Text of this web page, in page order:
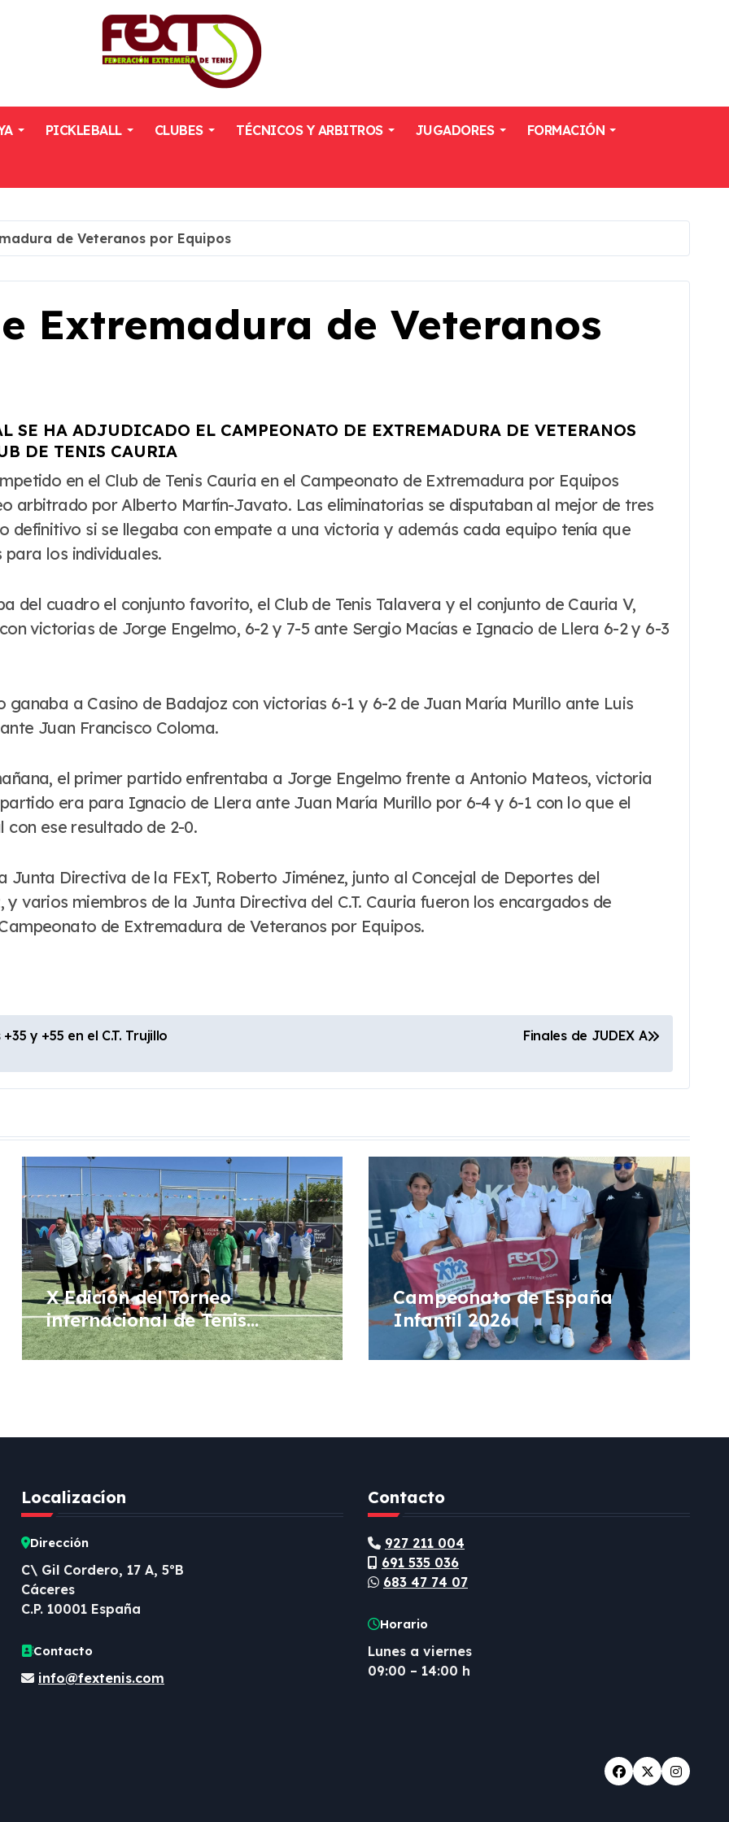
PICKLEBALL CLUBES TÉCNICOS Y ARBITROS JUGADORES FORMACIÓN
de Veteranos por Equipos
Extremadura de Veteranos
SE HA ADJUDICADO EL CAMPEONATO DE EXTREMADURA DE VETERANOS
DE TENIS CAURIA
arbitrado por Alberto Martín-Javato. Las eliminatorias se disputaban al mejor de tres
definitivo si se llegaba con empate a una victoria y además cada equipo tenía que
los individuales.
del cuadro el conjunto favorito, el Club de Tenis Talavera y el conjunto de Cauria V,
victorias de Jorge Engelmo, 6-2 y 7-5 ante Sergio Macías e Ignacio de Llera 6-2 y 6-3
ganaba a Casino de Badajoz con victorias 6-1 y 6-2 de Juan María Murillo ante Luis
Juan Francisco Coloma.
el primer partido enfrentaba a Jorge Engelmo frente a Antonio Mateos, victoria
era para Ignacio de Llera ante Juan María Murillo por 6-4 y 6-1 con lo que el
ese resultado de 2-0.
Directiva de la FExT, Roberto Jiménez, junto al Concejal de Deportes del
varios miembros de la Junta Directiva del C.T. Cauria fueron los encargados de
de Extremadura de Veteranos por Equipos.
y +55 en el C.T. Trujillo
Finales de JUDEX A
X Edición del Torneo
internacional de Tenis
Femenino WTA “Ciudad de
Don Benito”
Campeonato de España
Infantil 2026
Localizacíon
Dirección
C\ Gil Cordero, 17 A, 5ºB
Cáceres
C.P. 10001 España
Contacto
info@fextenis.com
Contacto
927 211 004
691 535 036
683 47 74 07
Horario
Lunes a viernes
09:00 – 14:00 h